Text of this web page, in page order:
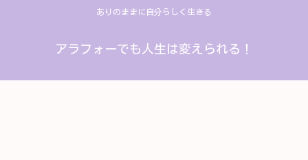
ありのままに自分らしく生きる
アラフォーでも人生は変えられる！